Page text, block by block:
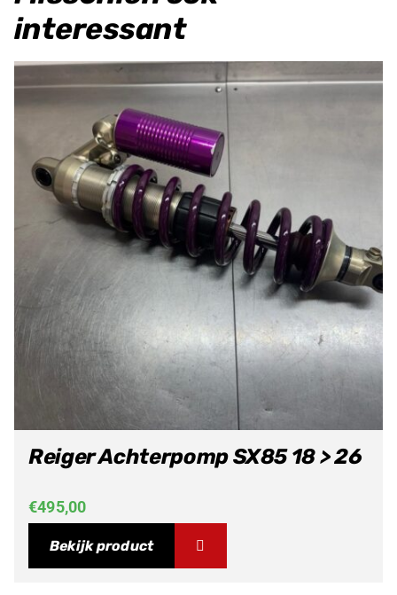
interessant
Reiger Achterpomp SX85 18 > 26
€495,00
Bekijk product